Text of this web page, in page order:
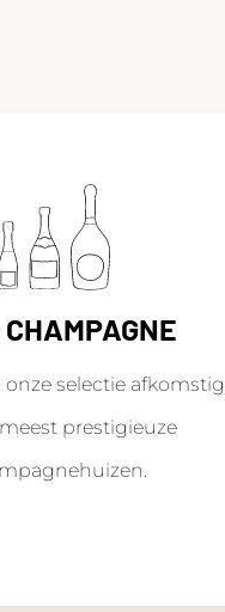
onze selectie afkomstig
prestigieuze